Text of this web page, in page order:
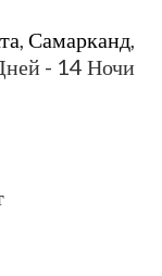
,Самарканд,
- 14 Ночи